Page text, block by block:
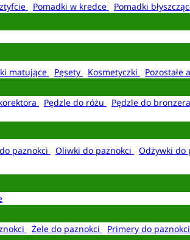
Pomadki w kredce Pomadki
matujące Pęsety Kosmetyczki
Pozostałe
Pędzle do różu Pędzle do bronzera
paznokci Oliwki do paznokci Odżywki do
Żele do paznokci Primery do paznokci